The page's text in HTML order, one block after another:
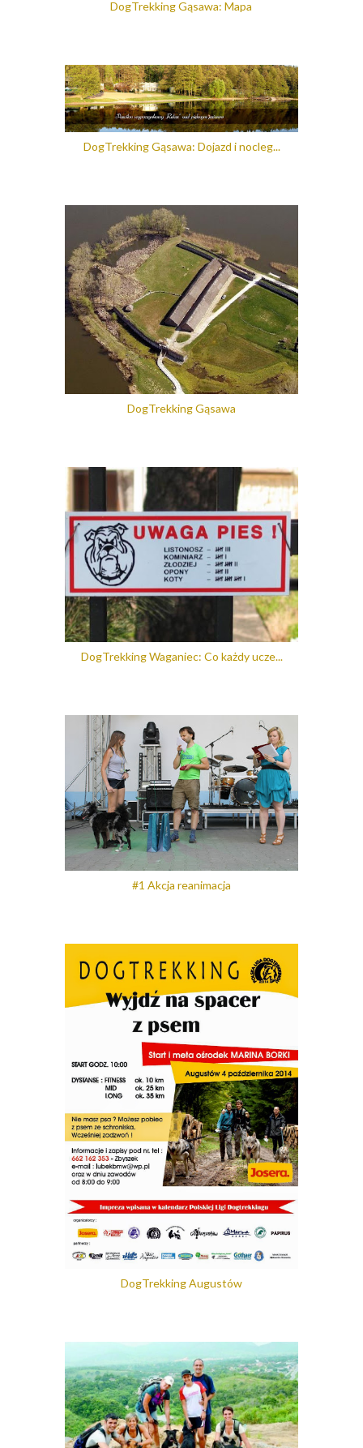
DogTrekking Gąsawa: Mapa
DogTrekking Gąsawa: Dojazd i nocleg...
DogTrekking Gąsawa
DogTrekking Waganiec: Co każdy ucze...
#1 Akcja reanimacja
DogTrekking Augustów